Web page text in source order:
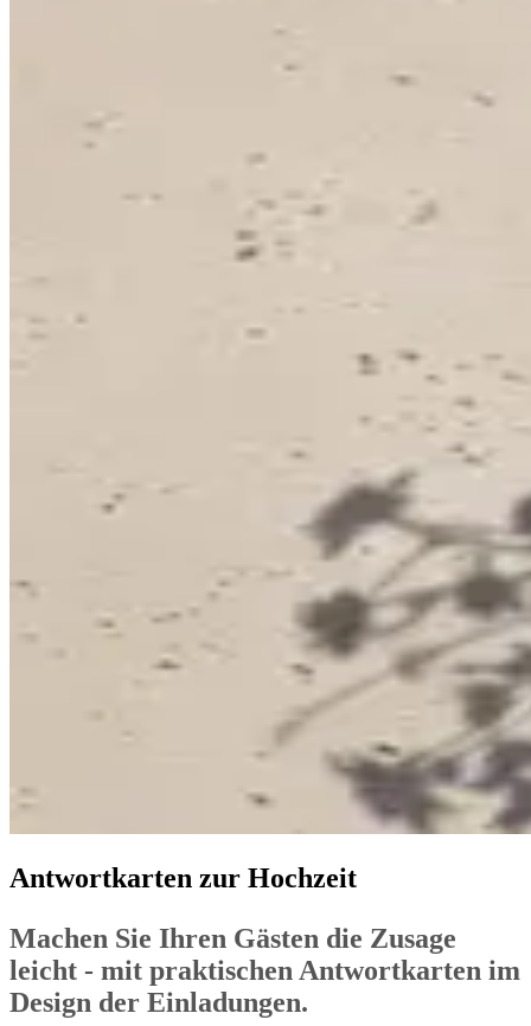
Antwortkarten zur Hochzeit
Machen Sie Ihren Gästen die Zusage
leicht - mit praktischen Antwortkarten im
Design der Einladungen.